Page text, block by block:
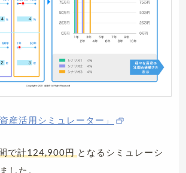
資産活用シミュレーター」
で計124,900円 となるシミュレーシ
した。